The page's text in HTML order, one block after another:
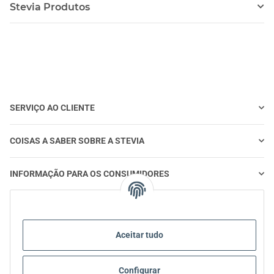
Aceitar tudo
Configurar
Stevia Produtos
SERVIÇO AO CLIENTE
COISAS A SABER SOBRE A STEVIA
INFORMAÇÃO PARA OS CONSUMIDORES
STEVIA | PERGUNTAS E RESPOSTAS